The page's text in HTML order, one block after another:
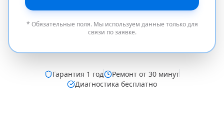
* Обязательные поля. Мы используем данные только для
связи по заявке.
Гарантия 1 год
Ремонт от 30 минут
Диагностика бесплатно